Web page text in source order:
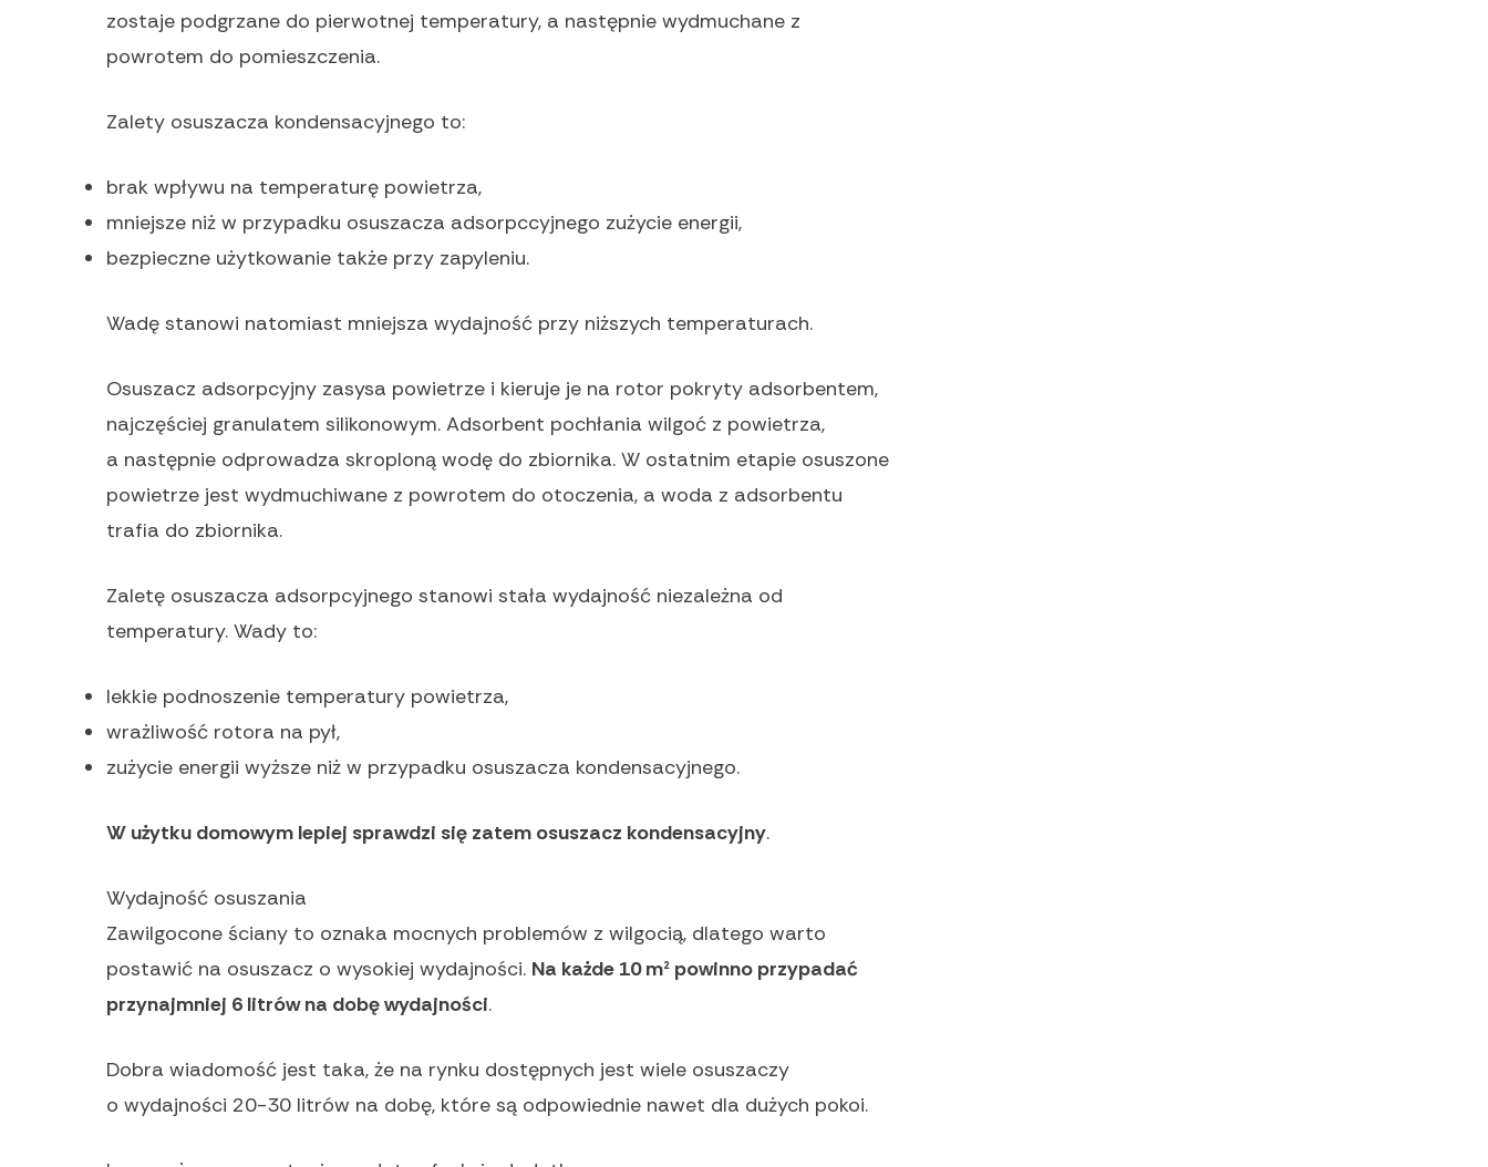
zostaje podgrzane do pierwotnej temperatury, a następnie wydmuchane z
powrotem do pomieszczenia.
Zalety osuszacza kondensacyjnego to:
brak wpływu na temperaturę powietrza,
mniejsze niż w przypadku osuszacza adsorpccyjnego zużycie energii,
bezpieczne użytkowanie także przy zapyleniu.
Wadę stanowi natomiast mniejsza wydajność przy niższych temperaturach.
Osuszacz adsorpcyjny zasysa powietrze i kieruje je na rotor pokryty adsorbentem,
najczęściej granulatem silikonowym. Adsorbent pochłania wilgoć z powietrza,
a następnie odprowadza skroploną wodę do zbiornika. W ostatnim etapie osuszone
powietrze jest wydmuchiwane z powrotem do otoczenia, a woda z adsorbentu
trafia do zbiornika.
Zaletę osuszacza adsorpcyjnego stanowi stała wydajność niezależna od
temperatury. Wady to:
lekkie podnoszenie temperatury powietrza,
wrażliwość rotora na pył,
zużycie energii wyższe niż w przypadku osuszacza kondensacyjnego.
W użytku domowym lepiej sprawdzi się zatem osuszacz kondensacyjny.
Wydajność osuszania
Zawilgocone ściany to oznaka mocnych problemów z wilgocią, dlatego warto
postawić na osuszacz o wysokiej wydajności. Na każde 10 m² powinno przypadać
przynajmniej 6 litrów na dobę wydajności.
Dobra wiadomość jest taka, że na rynku dostępnych jest wiele osuszaczy
o wydajności 20-30 litrów na dobę, które są odpowiednie nawet dla dużych pokoi.